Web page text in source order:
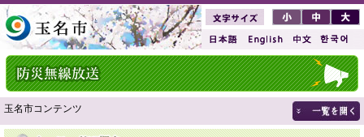
玉名市コンテンツ